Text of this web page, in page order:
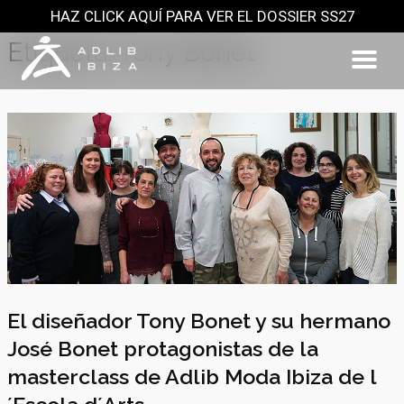
al
contenido
HAZ CLICK AQUÍ PARA VER EL DOSSIER SS27
Etiqueta:Tony Bonet
El diseñador Tony Bonet y su hermano
José Bonet protagonistas de la
masterclass de Adlib Moda Ibiza de l